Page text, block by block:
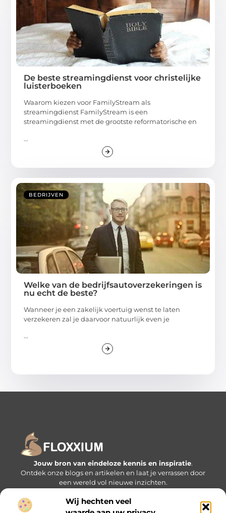
Wij hechten veel
De beste streamingdienst voor christelijke
luisterboeken
Waarom kiezen voor FamilyStream als
streamingdienst FamilyStream is een
streamingdienst met de grootste reformatorische en
...
BEDRIJVEN
Welke van de bedrijfsautoverzekeringen is
nu echt de beste?
Wanneer je een zakelijk voertuig wenst te laten
verzekeren zal je daarvoor natuurlijk even je
...
Jouw bron van eindeloze kennis en inspiratie.
Ontdek onze blogs en artikelen en laat je verrassen door
een wereld vol nieuwe inzichten.
Bericht categorie